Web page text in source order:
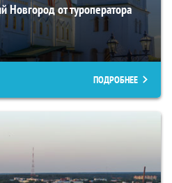
Новгород от туроператора
ПОДРОБНЕЕ